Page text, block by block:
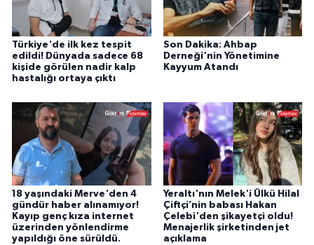
Türkiye'de ilk kez tespit
edildi! Dünyada sadece 68
kişide görülen nadir kalp
hastalığı ortaya çıktı
Son Dakika: Ahbap
Derneği'nin Yönetimine
Kayyum Atandı
18 yaşındaki Merve'den 4
gündür haber alınamıyor!
Kayıp genç kıza internet
üzerinden yönlendirme
yapıldığı öne sürüldü.
Yeraltı'nın Melek'i Ülkü Hilal
Çiftçi’nin babası Hakan
Çelebi'den şikayetçi oldu!
Menajerlik şirketinden jet
açıklama